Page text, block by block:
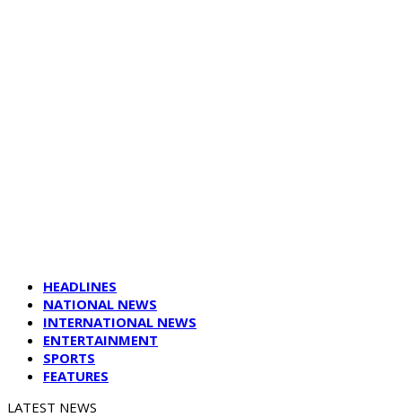
HEADLINES
NATIONAL NEWS
INTERNATIONAL NEWS
ENTERTAINMENT
SPORTS
FEATURES
LATEST NEWS